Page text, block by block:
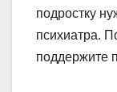
подростку
психиатра.
поддержите